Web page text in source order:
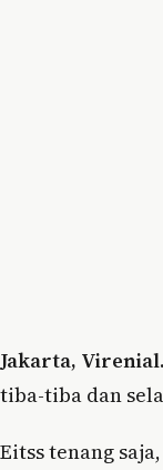
Jakarta,
tiba-tiba dan
Eitss tenang